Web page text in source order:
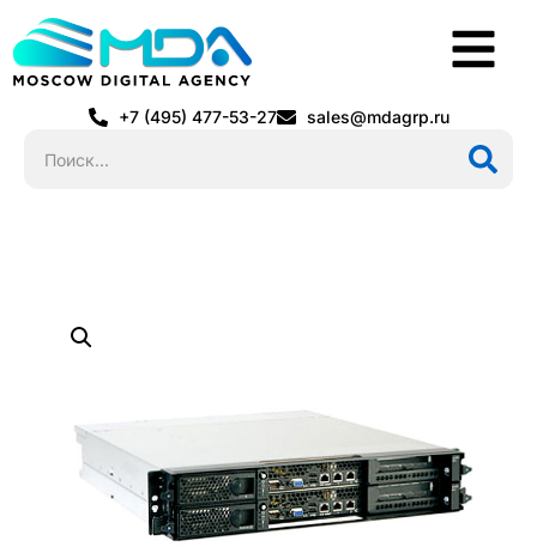
+7 (495) 477-53-27 sales@mdagrp.ru